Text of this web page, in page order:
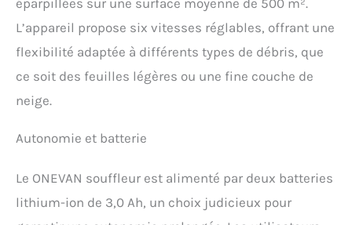
du tuyau d'air, insérez la
batterie et c'est parti.
cuivre de qualité, qui
ainsi que le bruit et les
émanations d'essence.
L’appareil propose six vitesses réglables, offrant une
flexibilité adaptée à différents types de débris, que
ce soit des feuilles légères ou une fine couche de
neige.
Autonomie et batterie
Le ONEVAN souffleur est alimenté par deux batteries
lithium-ion de 3,0 Ah, un choix judicieux pour